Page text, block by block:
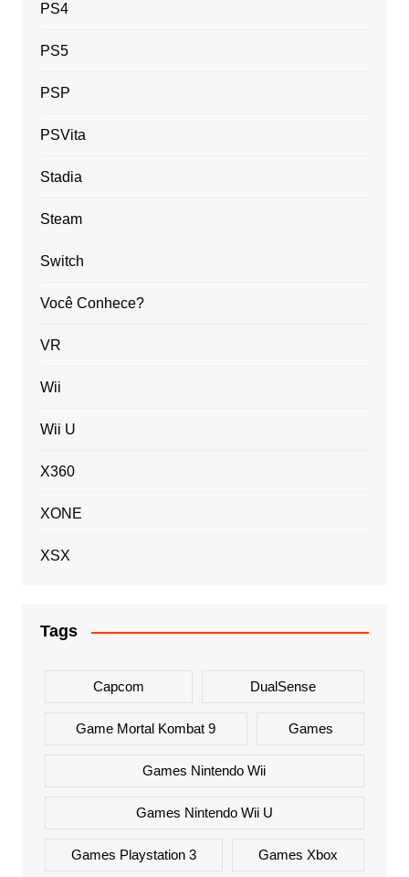
PS4
PS5
PSP
PSVita
Stadia
Steam
Switch
Você Conhece?
VR
Wii
Wii U
X360
XONE
XSX
Tags
Capcom DualSense
Game Mortal Kombat 9 Games
Games Nintendo Wii
Games Nintendo Wii U
Games Playstation 3 Games Xbox